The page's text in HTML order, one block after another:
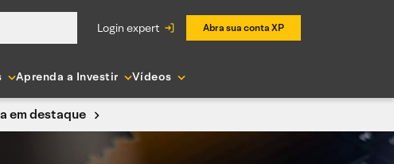
login expert Abra sua conta XP
Aprenda a Investir Vídeos
em destaque